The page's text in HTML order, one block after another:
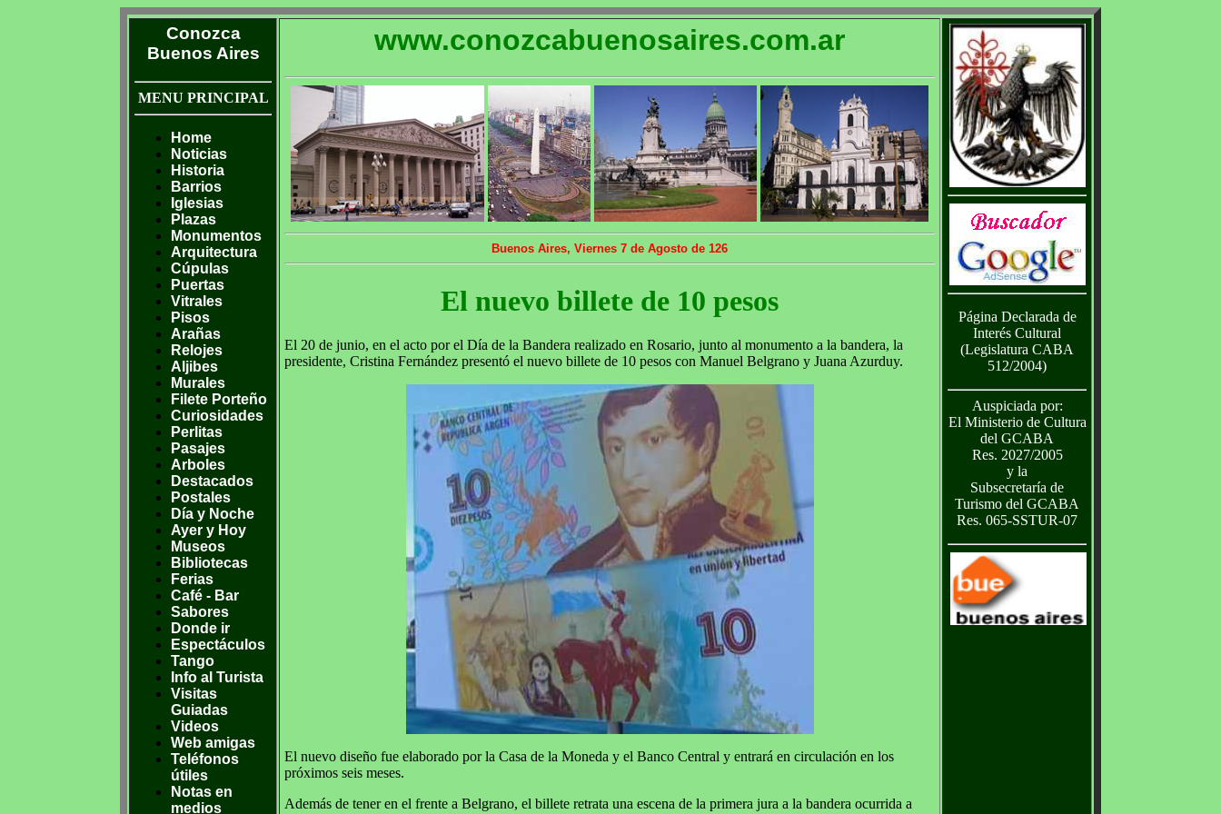
Conozca
Buenos Aires
MENU PRINCIPAL
Home
Noticias
Historia
Barrios
Iglesias
Plazas
Monumentos
Arquitectura
Cúpulas
Puertas
Vitrales
Pisos
Arañas
Relojes
Aljibes
Murales
Filete Porteño
Curiosidades
Perlitas
Pasajes
Arboles
Destacados
Postales
Día y Noche
Ayer y Hoy
Museos
Bibliotecas
Ferias
Café - Bar
Sabores
Donde ir
Espectáculos
Tango
Info al Turista
Visitas
Guiadas
Videos
Web amigas
Teléfonos
útiles
Notas en
medios
www.conozcabuenosaires.com.ar
Buenos Aires, Viernes 7 de Agosto de 126
El nuevo billete de 10 pesos
El 20 de junio, en el acto por el Día de la Bandera realizado en Rosario, junto al monumento a la bandera, la
presidente, Cristina Fernández presentó el nuevo billete de 10 pesos con Manuel Belgrano y Juana Azurduy.
El nuevo diseño fue elaborado por la Casa de la Moneda y el Banco Central y entrará en circulación en los
próximos seis meses.
Además de tener en el frente a Belgrano, el billete retrata una escena de la primera jura a la bandera ocurrida a
Página Declarada de
Interés Cultural
(Legislatura CABA
512/2004)
Auspiciada por:
El Ministerio de Cultura
del GCABA
Res. 2027/2005
y la
Subsecretaría de
Turismo del GCABA
Res. 065-SSTUR-07